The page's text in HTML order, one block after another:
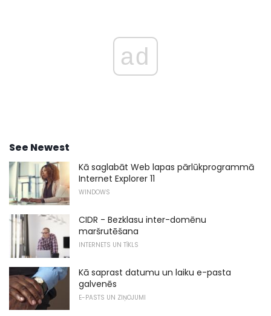
ad
See Newest
Kā saglabāt Web lapas pārlūkprogrammā
Internet Explorer 11
WINDOWS
CIDR - Bezklasu inter-domēnu
maršrutēšana
INTERNETS UN TĪKLS
Kā saprast datumu un laiku e-pasta
galvenēs
E-PASTS UN ZIŅOJUMI